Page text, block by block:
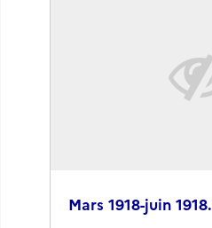
Mars 1918-juin 1918.